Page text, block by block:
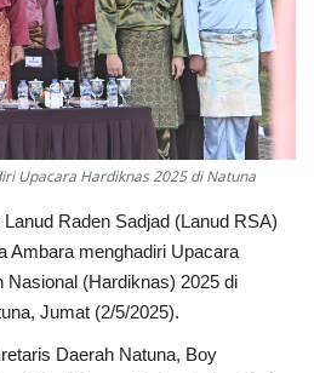
Upacara Hardiknas 2025 di Natuna
Raden Sadjad (Lanud RSA)
Ambara menghadiri Upacara
Nasional (Hardiknas) 2025 di
Jumat (2/5/2025).
Daerah Natuna, Boy